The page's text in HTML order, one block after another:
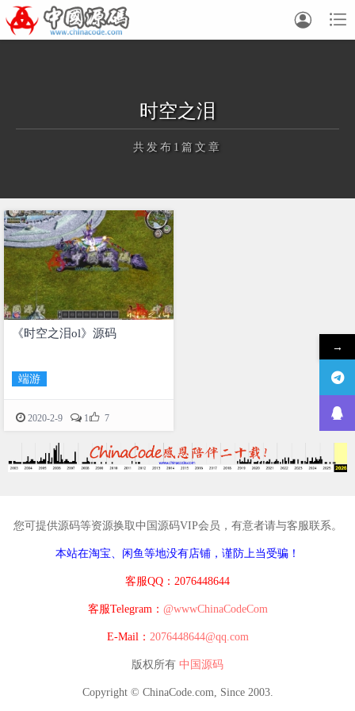


时空之泪
共发布1篇文章
正在为您加载新内容
《时空之泪ol》源码
端游
2020-2-9 1  7
您可提供源码等资源换取中国源码VIP会员，有意者请与客服联系。
本站在淘宝、闲鱼等地没有店铺，谨防上当受骗！
客服QQ：2076448644
客服Telegram： @wwwChinaCodeCom
E-Mail： 2076448644@qq.com
版权所有 中国源码
Copyright © ChinaCode.com, Since 2003.
→